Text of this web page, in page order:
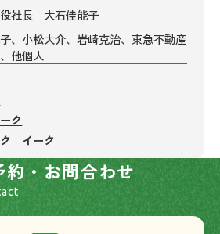
社長 大石佳能子
、小松大介、岩崎克治、東急不動産
他個人
ク
ク イーク
約・お問合わせ